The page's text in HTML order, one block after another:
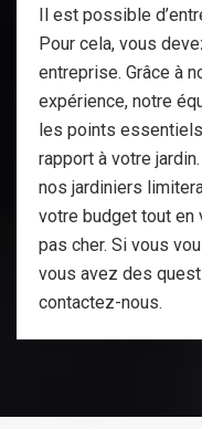
Il est possible
Pour cela, vous
entreprise. Grâce à
expérience, notre
les points
rapport à votre
nos jardiniers
votre budget tout en
pas cher. Si vous
vous avez des
contactez-nous.